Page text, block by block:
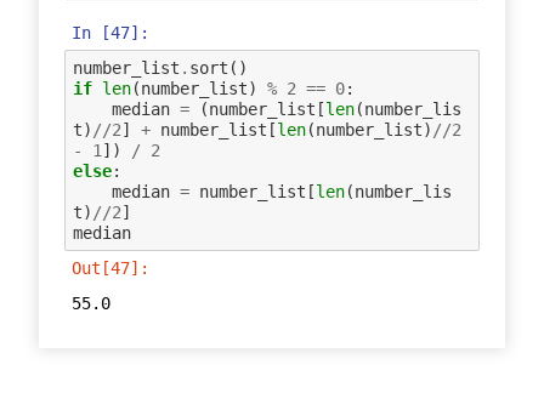
In [47]:
number_list . sort ()
if len(number_list) % 2 == 0:
median = (number_list [len(number_lis
t) //2] + number_list [len(number_list) //2
-
1 ]) /
2
else:
median = number_list [len(number_lis
t) //2]
median
Out[47]:
55.0